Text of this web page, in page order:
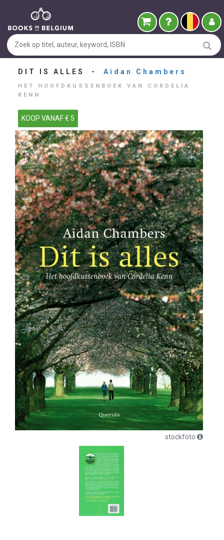
DIT IS ALLES - Aidan Chambers
HET HOOFDKUSSENBOEK VAN CORDELIA
KENN
KOOP VANAF € 5
stockfoto